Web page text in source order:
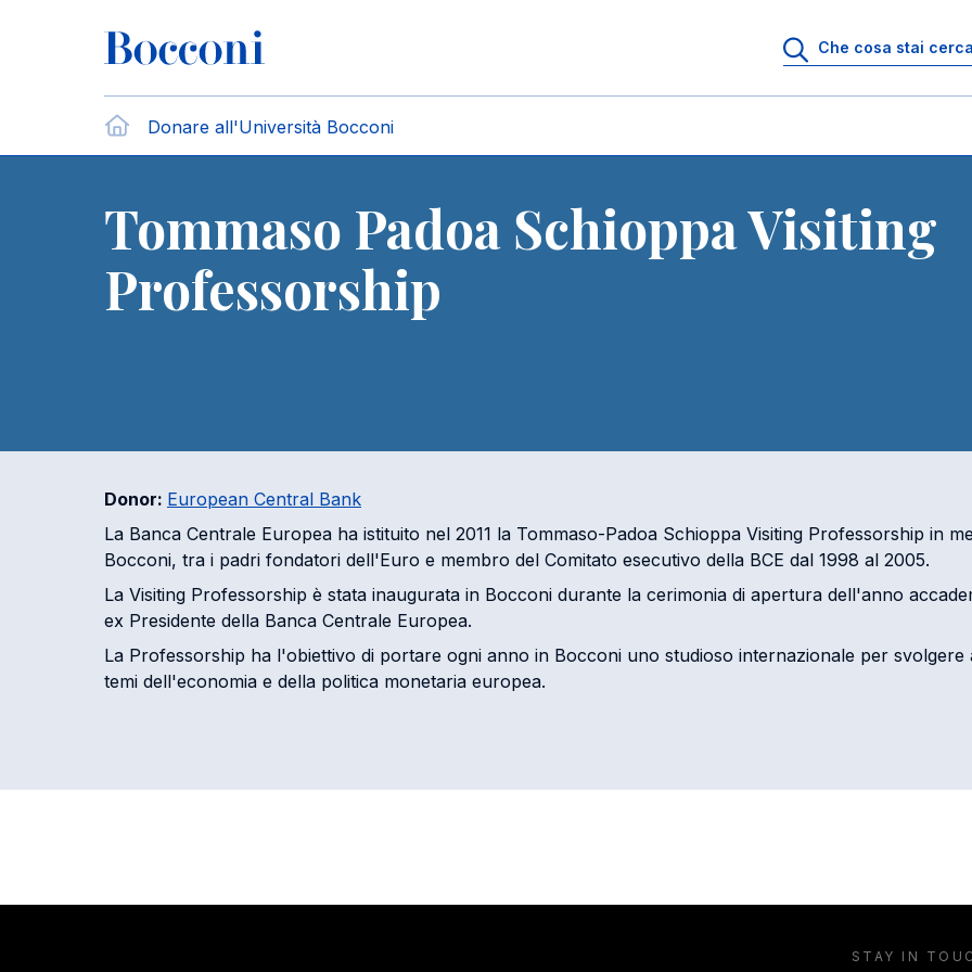
Donare all'Università Bocconi
Briciole di pane
Home
Tommaso Padoa Schioppa Visiting
Professorship
Donor: European Central Bank
La Banca Centrale Europea ha istituito nel 2011 la Tommaso-Padoa Schioppa Visiting Professorship in
Bocconi, tra i padri fondatori dell'Euro e membro del Comitato esecutivo della BCE dal 1998 al 2005.
La Visiting Professorship è stata inaugurata in Bocconi durante la cerimonia di apertura dell'anno
ex Presidente della Banca Centrale Europea.
La Professorship ha l'obiettivo di portare ogni anno in Bocconi uno studioso internazionale per svolgere
temi dell'economia e della politica monetaria europea.
STAY IN